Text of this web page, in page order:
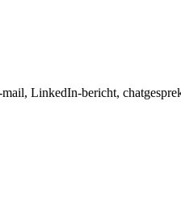
LinkedIn-bericht,